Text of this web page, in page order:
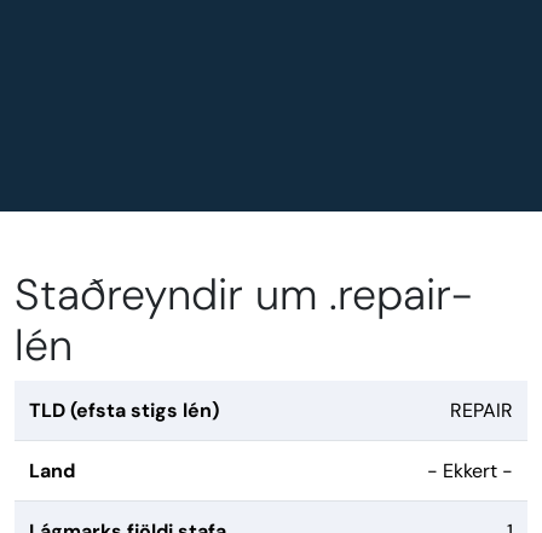
Staðreyndir um .repair-
lén
TLD (efsta stigs lén) REPAIR
Land - Ekkert -